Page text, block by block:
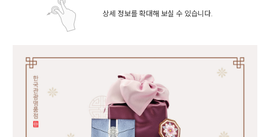
상세 정보를 확대해 보실 수 있습니다.